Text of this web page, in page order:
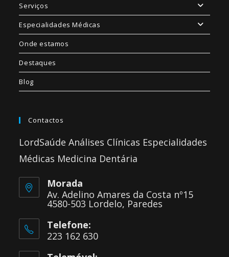
Serviços
Especialidades Médicas
Onde estamos
Destaques
Blog
Contactos
LordSaúde Análises Clínicas Especialidades
Médicas Medicina Dentária
Morada
Av. Adelino Amares da Costa nº15
4580-503 Lordelo, Paredes
Telefone:
223 162 630